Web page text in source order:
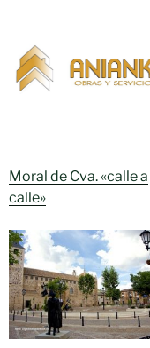
Moral de Cva. «calle a
calle»